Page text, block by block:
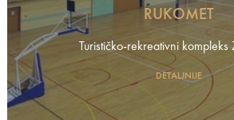
RUKOMET
Turističko-rekreativni kompleks
DETALJNIJE